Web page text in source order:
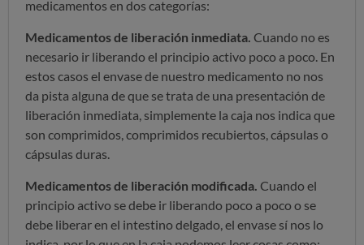
medicamentos en dos categorías:
Medicamentos de liberación inmediata. Cuando no es
necesario ir liberando el principio activo poco a poco. En
estos casos el envase de nuestro medicamento no nos
da pista alguna de que se trata de una presentación de
liberación inmediata, simplemente la caja nos indica que
son comprimidos, comprimidos recubiertos, cápsulas o
cápsulas duras.
Medicamentos de liberación modificada. Cuando el
principio activo se debe ir liberando poco a poco o se
debe liberar en el intestino delgado, el envase sí nos lo